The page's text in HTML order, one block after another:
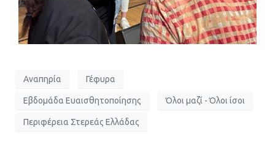
Αναπηρία Γέφυρα
Εβδομάδα Ευαισθητοποίησης Όλοι μαζί - Όλοι ίσοι
Περιφέρεια Στερεάς Ελλάδας